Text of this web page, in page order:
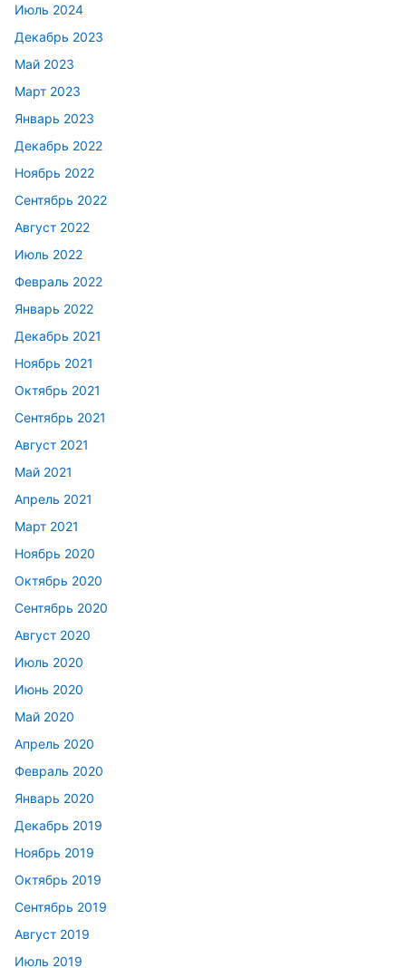
Июль 2024
Декабрь 2023
Май 2023
Март 2023
Январь 2023
Декабрь 2022
Ноябрь 2022
Сентябрь 2022
Август 2022
Июль 2022
Февраль 2022
Январь 2022
Декабрь 2021
Ноябрь 2021
Октябрь 2021
Сентябрь 2021
Август 2021
Май 2021
Апрель 2021
Март 2021
Ноябрь 2020
Октябрь 2020
Сентябрь 2020
Август 2020
Июль 2020
Июнь 2020
Май 2020
Апрель 2020
Февраль 2020
Январь 2020
Декабрь 2019
Ноябрь 2019
Октябрь 2019
Сентябрь 2019
Август 2019
Июль 2019